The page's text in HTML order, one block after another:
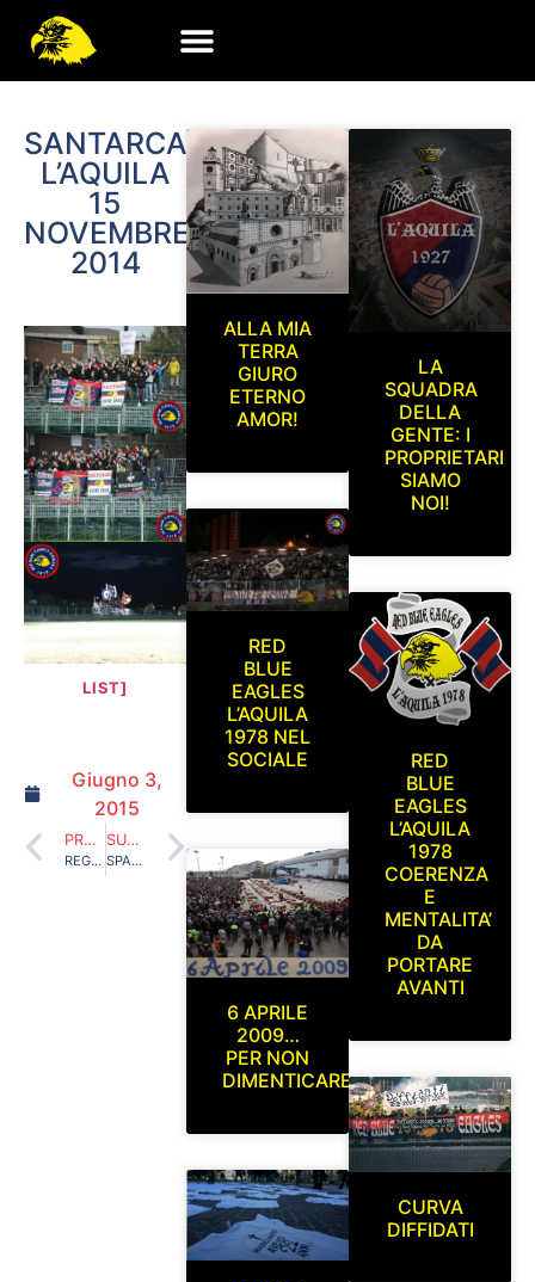
SANTARCANGELO-
L’AQUILA
15
NOVEMBRE
2014
[SHOW PICTURE
LIST]
Giugno 3,
2015
PRECEDENTE
REGGIANA-L’AQUILA DOMENICA 19 OTTOBRE 2014
SUCCESSIVO
SPAL-L’AQUILA 1 NOVEMBRE 2014
ALLA MIA
TERRA
GIURO
ETERNO
AMOR!
RED
BLUE
EAGLES
L’AQUILA
1978 NEL
SOCIALE
6 APRILE
2009…
PER NON
DIMENTICARE
LA
SQUADRA
DELLA
GENTE: I
PROPRIETARI
SIAMO
NOI!
RED
BLUE
EAGLES
L’AQUILA
1978
COERENZA
E
MENTALITA’
DA
PORTARE
AVANTI
CURVA
DIFFIDATI